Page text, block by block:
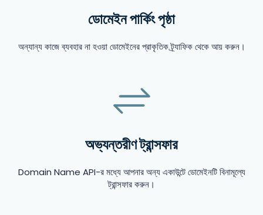
ডোমেইন পার্কিং পৃষ্ঠা
অন্যান্য কাজে ব্যবহার না হওয়া ডোমেইনের প্রাকৃতিক ট্র্যাফিক থেকে আয় করুন।
অভ্যন্তরীণ ট্রান্সফার
Domain Name API-র মধ্যে আপনার অন্য একাউন্টে ডোমেইনটি বিনামূল্যে
ট্রান্সফার করুন।